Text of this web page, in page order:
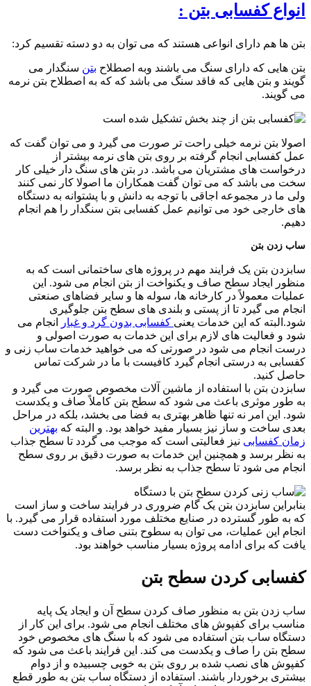
انواع کفسابی بتن :
بتن ها هم دارای انواعی هستند که می توان به دو دسته تقسیم کرد:
بتن هایی که دارای سنگ می باشند وبه اصطلاح بتن سنگدار می
گویند و بتن هایی که فاقد سنگ می باشد که که به اصطلاح بتن نرمه
می گویند.
اصولا بتن نرمه خیلی راحت تر صورت می گیرد و می توان گفت که
عمل کفسابی انجام گرفته بر روی بتن های نرمه بیشتر از
درخواست های مشتریان می باشد. در بتن های سنگ دار خیلی کار
سخت می باشد که می توان گفت همکاران ما اصولا کار نمی کنند
ولی ما در مجموعه اجاقی با توجه به دانش و با پشتوانه به دستگاه
های خارجی خود می توانیم عمل کفسابی بتن سنگدار را هم انجام
دهیم.
ساب زدن بتن
سابزدن بتن یک فرایند مهم در پروژه های ساختمانی است که به
منظور ایجاد سطح صاف و یکنواخت از بتن انجام می شود. این
عملیات معمولاً در کارخانه ها، سوله ها و سایر فضاهای صنعتی
انجام می گیرد تا از پستی و بلندی های سطح بتن جلوگیری
شود.البته که این خدمات یعنی کفسابی بدون گرد و غبار
انجام می
شود و فعالیت های لازم برای این خدمات به صورت اصولی و
درست انجام می شود در صورتی که می خواهید خدمات ساب زنی و
کفسابی به درستی انجام گیرد کافیست با ما در شرکت تماس
حاصل کنید.
سابزدن بتن با استفاده از ماشین آلات مخصوص صورت می گیرد و
به طور موثری باعث می شود که سطح بتن کاملاً صاف و یکدست
شود. این امر نه تنها ظاهر بهتری به فضا می بخشد، بلکه در مراحل
بعدی ساخت و ساز نیز بسیار مفید خواهد بود. و البته که بهترین
زمان کفسابی نیز فعالیتی است که موجب می گردد تا سطح جذاب
به نظر برسد و همچنین این خدمات به صورت دقیق بر روی سطح
انجام می شود تا سطح جذاب به نظر برسد.
بنابراین سابزدن بتن یک گام ضروری در فرایند ساخت و ساز است
که به طور گسترده در صنایع مختلف مورد استفاده قرار می گیرد. با
انجام این عملیات، می توان به سطوح بتنی صاف و یکنواخت دست
یافت که برای ادامه پروژه بسیار مناسب خواهند بود.
کفسابی کردن سطح بتن
ساب زدن بتن به منظور صاف کردن سطح آن و ایجاد یک پایه
مناسب برای کفپوش های مختلف انجام می شود. برای این کار از
دستگاه ساب بتن استفاده می شود که با سنگ های مخصوص خود
سطح بتن را صاف و یکدست می کند. این فرایند باعث می شود که
کفپوش های نصب شده بر روی بتن به خوبی چسبیده و از دوام
بیشتری برخوردار باشند. استفاده از دستگاه ساب بتن به طور قطع